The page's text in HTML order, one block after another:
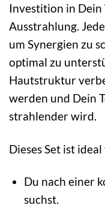
Investition in
Ausstrahlung.
um Synergien zu
optimal zu
Hautstruktur
werden und Dein
strahlender wird.
Dieses Set ist
Du nach einer
suchst.